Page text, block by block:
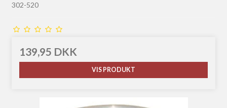
302-520
139,95 DKK
VIS PRODUKT